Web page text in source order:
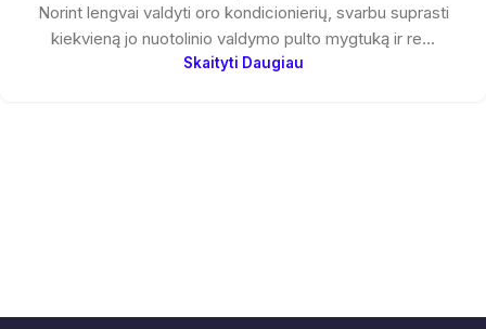
Norint lengvai valdyti oro kondicionierių, svarbu suprasti
kiekvieną jo nuotolinio valdymo pulto mygtuką ir re...
Skaityti Daugiau